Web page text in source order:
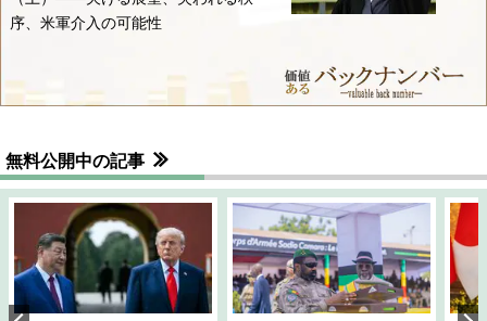
序、米軍介入の可能性
無料公開中の記事